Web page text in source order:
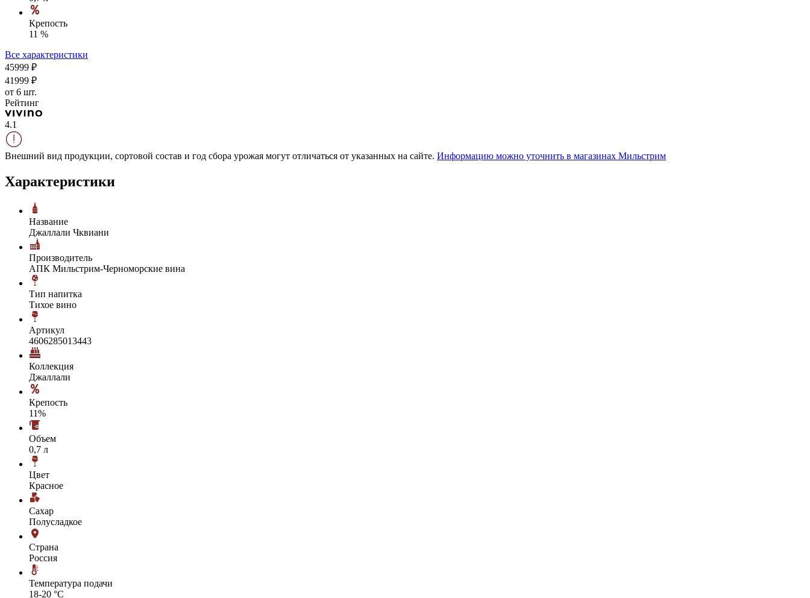
Крепость
11 %
Все характеристики
45999 ₽
41999 ₽
от 6 шт.
Рейтинг
4.1
Внешний вид продукции, сортовой состав и год сбора урожая могут отличаться от указанных на сайте. Информацию можно уточнить в магазинах Мильстрим
Характеристики
Название
Джаллали Чквиани
Производитель
АПК Мильстрим-Черноморские вина
Тип напитка
Тихое вино
Артикул
4606285013443
Коллекция
Джаллали
Крепость
11%
Объем
0,7 л
Цвет
Красное
Сахар
Полусладкое
Страна
Россия
Температура подачи
18-20 °С